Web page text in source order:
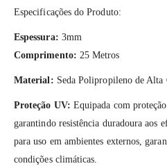
Especificações do Produto:
Espessura: 3mm
Comprimento: 25 Metros
Material: Seda Polipropileno de Alta
Proteção UV: Equipada com
garantindo resistência duradoura aos
para uso em ambientes externos,
condições climáticas.